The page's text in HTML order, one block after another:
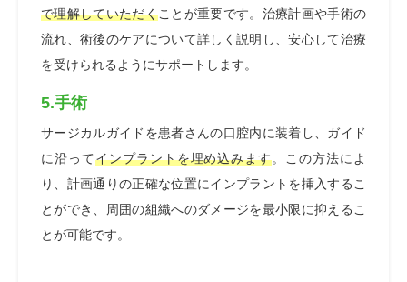
で理解していただくことが重要です。治療計画や手術の
流れ、術後のケアについて詳しく説明し、安心して治療
を受けられるようにサポートします。
5.手術
サージカルガイドを患者さんの口腔内に装着し、ガイド
に沿ってインプラントを埋め込みます。この方法によ
り、計画通りの正確な位置にインプラントを挿入するこ
とができ、周囲の組織へのダメージを最小限に抑えるこ
とが可能です。